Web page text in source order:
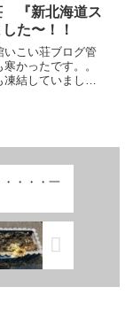
昭和新山雪合戦が
り中...
『新北海道ス
た〜！！
いこい荘ブログ管
かったです。。
結していまし
・・・一